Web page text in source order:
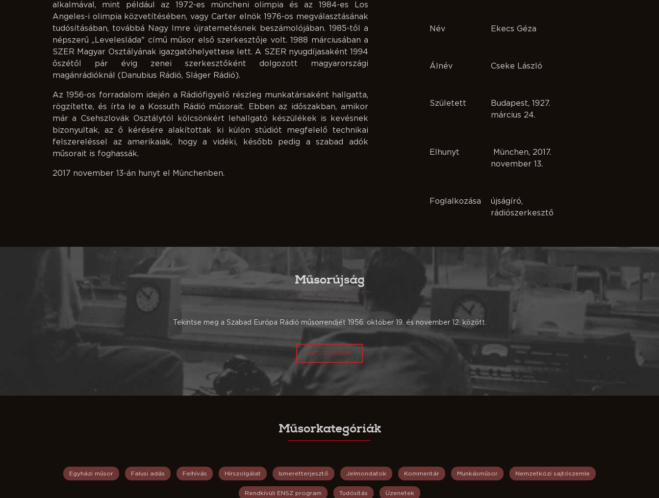
alkalmával, mint például az 1972-es müncheni olimpia és az 1984-es Los
Angeles-i olimpia közvetítésében, vagy Carter elnök 1976-os megválasztásának
tudósításában, továbbá Nagy Imre újratemetésnek beszámolójában. 1985-től a
népszerű „Levelesláda" című műsor első szerkesztője volt. 1988 márciusában a
SZER Magyar Osztályának igazgatóhelyettese lett. A SZER nyugdíjasaként 1994
őszétől pár évig zenei szerkesztőként dolgozott magyarországi
magánrádióknál (Danubius Rádió, Sláger Rádió).
Az 1956-os forradalom idején a Rádiófigyelő részleg munkatársaként hallgatta,
rögzítette, és írta le a Kossuth Rádió műsorait. Ebben az időszakban, amikor
már a Csehszlovák Osztálytól kölcsönkért lehallgató készülékek is kevésnek
bizonyultak, az ő kérésére alakítottak ki külön stúdiót megfelelő technikai
felszereléssel az amerikaiak, hogy a vidéki, később pedig a szabad adók
műsorait is foghassák.
2017 november 13-án hunyt el Münchenben.
Név Ekecs Géza
Álnév Cseke László
Született
Budapest, 1927.
március 24.
Elhunyt
München, 2017.
november 13.
Foglalkozása
újságíró,
rádiószerkesztő
Műsorújság
Tekintse meg a Szabad Európa Rádió műsorrendjét 1956. október 19. és november 12. között.
MEGTEKINTEM
Műsorkategóriák
Egyházi műsor Falusi adás Felhívás Hírszolgálat Ismeretterjesztő Jelmondatok Kommentár Munkásműsor Nemzetközi sajtószemle
Rendkívüli ENSZ program Tudósítás Üzenetek